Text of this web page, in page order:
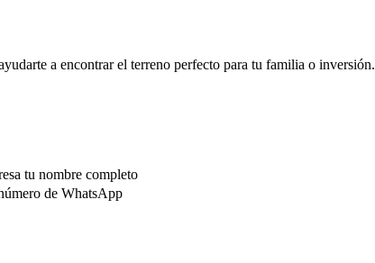
a encontrar el terreno perfecto para tu familia o inversión.
tu nombre completo
de WhatsApp